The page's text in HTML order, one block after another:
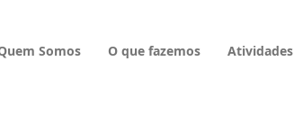
Somos O que fazemos Atividades